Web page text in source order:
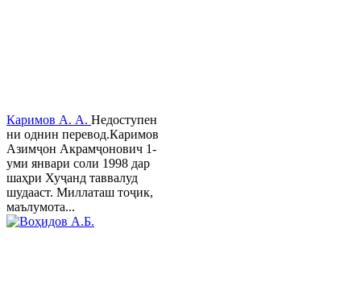
Каримов А. А. Недоступен
ни однин перевод.Каримов
Азимҷон Акрамҷонович 1-
уми январи соли 1998 дар
шаҳри Хуҷанд таввалуд
шудааст. Миллаташ тоҷик,
маълумота...